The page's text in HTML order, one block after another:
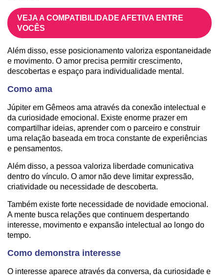
VEJA A COMPATIBILIDADE AFETIVA ENTRE
VOCÊS
Além disso, esse posicionamento valoriza espontaneidade
e movimento. O amor precisa permitir crescimento,
descobertas e espaço para individualidade mental.
Como ama
Júpiter em Gêmeos ama através da conexão intelectual e
da curiosidade emocional. Existe enorme prazer em
compartilhar ideias, aprender com o parceiro e construir
uma relação baseada em troca constante de experiências
e pensamentos.
Além disso, a pessoa valoriza liberdade comunicativa
dentro do vínculo. O amor não deve limitar expressão,
criatividade ou necessidade de descoberta.
Também existe forte necessidade de novidade emocional.
A mente busca relações que continuem despertando
interesse, movimento e expansão intelectual ao longo do
tempo.
Como demonstra interesse
O interesse aparece através da conversa, da curiosidade e